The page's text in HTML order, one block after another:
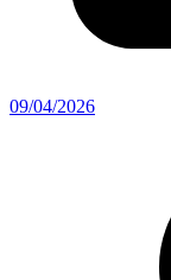
09/04/2026